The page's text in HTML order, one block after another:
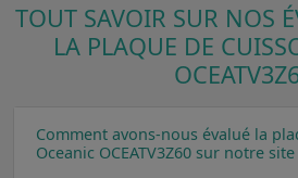
TOUT SAVOIR SUR NOS
LA PLAQUE DE
Comment avons-nous évalué la
Oceanic OCEATV3Z60 sur notre site